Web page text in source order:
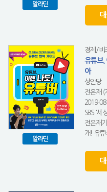
알라딘
알라딘
경제/비
유튜브,
아
성안당
전은재 (
2019-
SBS '세
전은재
개! 유튜